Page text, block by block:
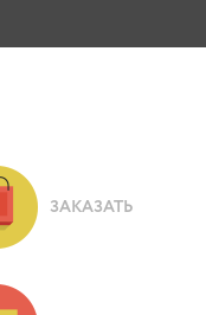
ЗАКАЗАТЬ